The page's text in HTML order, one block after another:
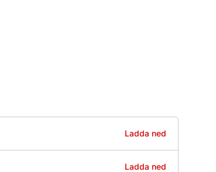
Ladda ned
Ladda ned